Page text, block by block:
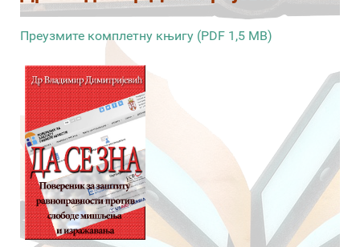
Преузмите комплетну књигу (PDF 1,5 MB)